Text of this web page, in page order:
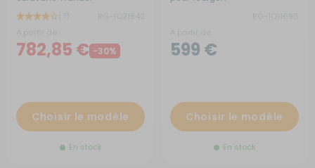
782,85 € -30%
Choisir le modèle
En stock
599 €
Choisir le modèle
En stock